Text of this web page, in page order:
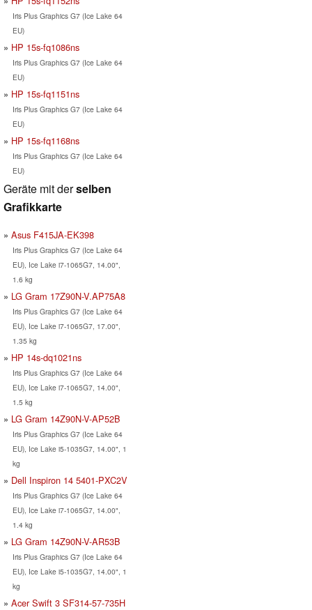
Iris Plus Graphics G7 (Ice Lake 64
EU)
HP 15s-fq1086ns
Iris Plus Graphics G7 (Ice Lake 64
EU)
HP 15s-fq1151ns
Iris Plus Graphics G7 (Ice Lake 64
EU)
HP 15s-fq1168ns
Iris Plus Graphics G7 (Ice Lake 64
EU)
Geräte mit derselben
Grafikkarte
Asus F415JA-EK398
Iris Plus Graphics G7 (Ice Lake 64
EU), Ice Lake i7-1065G7, 14.00",
1.6 kg
LG Gram 17Z90N-V.AP75A8
Iris Plus Graphics G7 (Ice Lake 64
EU), Ice Lake i7-1065G7, 17.00",
1.35 kg
HP 14s-dq1021ns
Iris Plus Graphics G7 (Ice Lake 64
EU), Ice Lake i7-1065G7, 14.00",
1.5 kg
LG Gram 14Z90N-V-AP52B
Iris Plus Graphics G7 (Ice Lake 64
EU), Ice Lake i5-1035G7, 14.00", 1
kg
Dell Inspiron 14 5401-PXC2V
Iris Plus Graphics G7 (Ice Lake 64
EU), Ice Lake i7-1065G7, 14.00",
1.4 kg
LG Gram 14Z90N-V-AR53B
Iris Plus Graphics G7 (Ice Lake 64
EU), Ice Lake i5-1035G7, 14.00", 1
kg
Acer Swift 3 SF314-57-735H